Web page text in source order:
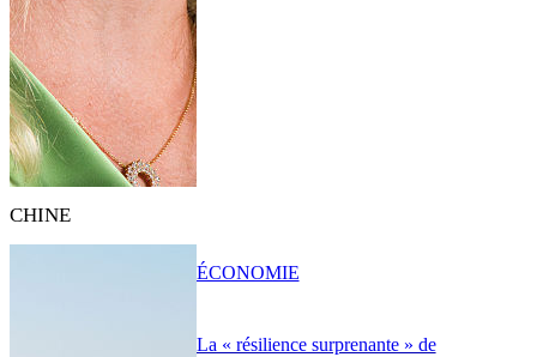
CHINE
La « résilience surprenante » de
ÉCONOMIE